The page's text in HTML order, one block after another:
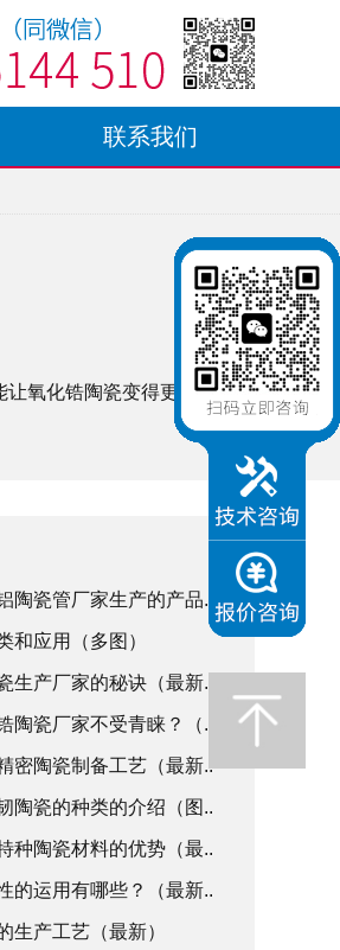
联系我们
氧化锆陶瓷变得更加耐磨？
陶瓷管厂家生产的产品..
和应用（多图）
生产厂家的秘诀（最新..
陶瓷厂家不受青睐？（..
密陶瓷制备工艺（最新..
陶瓷的种类的介绍（图..
种陶瓷材料的优势（最..
的运用有哪些？（最新..
生产工艺（最新）